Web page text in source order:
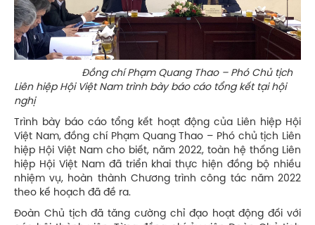
Đồng chí Phạm Quang Thao – Phó Chủ tịch
Liên hiệp Hội Việt Nam trình bày báo cáo tổng kết tại hội
nghị
Trình bày báo cáo tổng kết hoạt động của Liên hiệp Hội
Việt Nam, đồng chí Phạm Quang Thao – Phó chủ tịch Liên
hiệp Hội Việt Nam cho biết, năm 2022, toàn hệ thống Liên
hiệp Hội Việt Nam đã triển khai thực hiện đồng bộ nhiều
nhiệm vụ, hoàn thành Chương trình công tác năm 2022
theo kế hoạch đã đề ra.
Đoàn Chủ tịch đã tăng cường chỉ đạo hoạt động đối với